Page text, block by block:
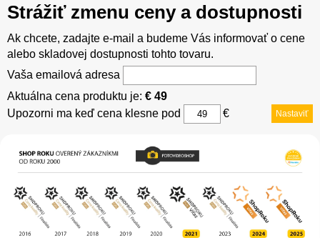
Strážiť zmenu ceny a dostupnosti
Ak chcete, zadajte e-mail a budeme Vás informovať o cene
alebo skladovej dostupnosti tohto tovaru.
Vaša emailová adresa
Aktuálna cena produktu je: € 49
Upozorni ma keď cena klesne pod
€ Nastaviť